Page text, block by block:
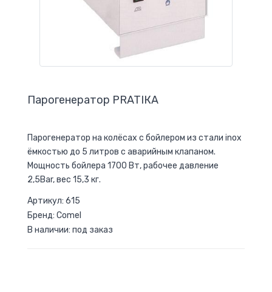
Парогенератор PRATIКA
Парогенератор на колёсах с бойлером из стали inox
ёмкостью до 5 литров с аварийным клапаном.
Мощность бойлера 1700 Вт, рабочее давление
2,5Bar, вес 15,3 кг.
Артикул: 615
Бренд: Comel
В наличии: под заказ